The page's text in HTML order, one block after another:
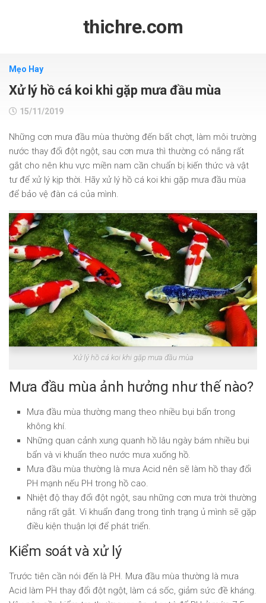
thichre.com
Mẹo Hay
Xử lý hồ cá koi khi gặp mưa đầu mùa
15/11/2019
Những cơn mưa đầu mùa thường đến bất chợt, làm môi trường
nước thay đổi đột ngột, sau cơn mưa thì thường có nắng rất
gắt cho nên khu vực miền nam cần chuẩn bị kiến thức và vật
tư để xử lý kịp thời. Hãy xử lý hồ cá koi khi gặp mưa đầu mùa
để bảo vệ đàn cá của mình.
Xử lý hồ cá koi khi gặp mưa đầu mùa
Mưa đầu mùa ảnh hưởng như thế nào?
Mưa đầu mùa thường mang theo nhiều bụi bẩn trong
không khí.
Những quan cảnh xung quanh hồ lâu ngày bám nhiều bụi
bẩn và vi khuẩn theo nước mưa xuống hồ.
Mưa đầu mùa thường là mưa Acid nên sẽ làm hồ thay đổi
PH mạnh nếu PH trong hồ cao.
Nhiệt độ thay đổi đột ngột, sau những cơn mưa trời thường
nắng rất gắt. Vi khuẩn đang trong tình trạng ủ mình sẽ gặp
điều kiện thuận lợi để phát triển.
Kiểm soát và xử lý
Trước tiên cần nói đến là PH. Mưa đầu mùa thường là mưa
Acid làm PH thay đổi đột ngột, làm cá sốc, giảm sức đề kháng.